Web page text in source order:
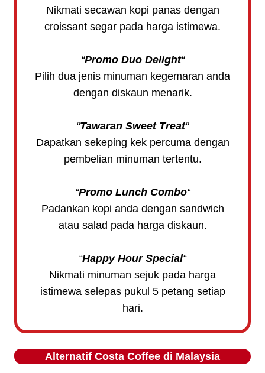
Nikmati secawan kopi panas dengan
croissant segar pada harga istimewa.
“Promo Duo Delight“
Pilih dua jenis minuman kegemaran anda
dengan diskaun menarik.
“Tawaran Sweet Treat“
Dapatkan sekeping kek percuma dengan
pembelian minuman tertentu.
“Promo Lunch Combo“
Padankan kopi anda dengan sandwich
atau salad pada harga diskaun.
“Happy Hour Special“
Nikmati minuman sejuk pada harga
istimewa selepas pukul 5 petang setiap
hari.
Alternatif Costa Coffee di Malaysia